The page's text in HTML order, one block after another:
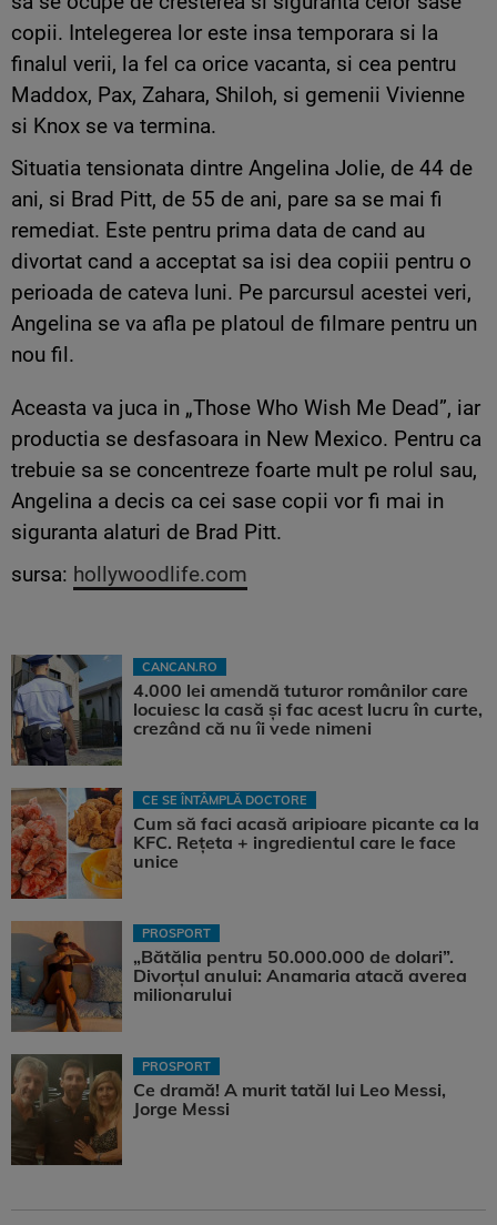
copii. Intelegerea lor este insa temporara si la
finalul verii, la fel ca orice vacanta, si cea pentru
Maddox, Pax, Zahara, Shiloh, si gemenii Vivienne
si Knox se va termina.
Situatia tensionata dintre Angelina Jolie, de 44 de
ani, si Brad Pitt, de 55 de ani, pare sa se mai fi
remediat. Este pentru prima data de cand au
divortat cand a acceptat sa isi dea copiii pentru o
perioada de cateva luni. Pe parcursul acestei veri,
Angelina se va afla pe platoul de filmare pentru un
nou fil.
Aceasta va juca in „Those Who Wish Me Dead”, iar
productia se desfasoara in New Mexico. Pentru ca
trebuie sa se concentreze foarte mult pe rolul sau,
Angelina a decis ca cei sase copii vor fi mai in
siguranta alaturi de Brad Pitt.
sursa: hollywoodlife.com
CANCAN.RO
4.000 lei amendă tuturor românilor care
locuiesc la casă și fac acest lucru în curte,
crezând că nu îi vede nimeni
CE SE ÎNTÂMPLĂ DOCTORE
Cum să faci acasă aripioare picante ca la
KFC. Rețeta + ingredientul care le face
unice
PROSPORT
„Bătălia pentru 50.000.000 de dolari”.
Divorțul anului: Anamaria atacă averea
milionarului
PROSPORT
Ce dramă! A murit tatăl lui Leo Messi,
Jorge Messi